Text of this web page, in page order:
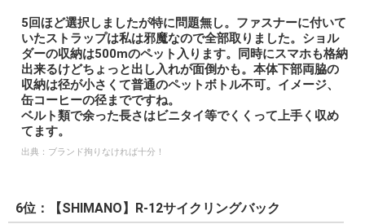
5回ほど選択しましたが特に問題無し。ファスナーに付いて
いたストラップは私は邪魔なので全部取りました。ショル
ダーの収納は500mのペット入ります。同時にスマホも格納
出来るけどちょっと出し入れが面倒かも。本体下部両脇の
収納は径が小さくて普通のペットボトル不可。イメージ、
缶コーヒーの径までですね。
ベルト類で余った長さはビニタイ等でくくって上手く収め
てます。
出典： ブランド拘りなければ十分！
6位：【SHIMANO】R-12サイクリングバック